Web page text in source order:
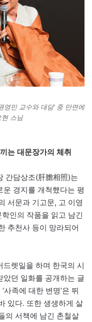
민 교수와 대담’ 중 만면에
스님
는 대문장가의 체취
간담상조(肝膽相照)는
경지를 개척했다는 평
서문과 기고문, 고 이영
인의 작품을 읽고 남긴
추천사 등이 망라되어
렛일을 하며 한국의 시
던 일화를 공개하는 글
족에 대한 변명’은 뛰
있다. 또한 생생하게 살
의 서책에 남긴 촌철살